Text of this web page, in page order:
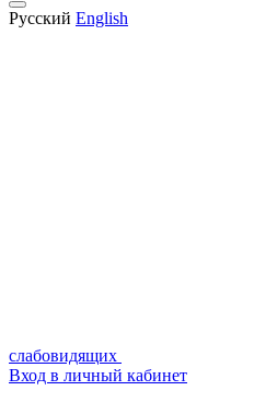
Русский English
слабовидящих
Вход в личный кабинет